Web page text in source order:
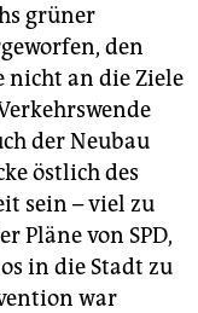
grüner
den
nicht an die Ziele
der Neubau
östlich des
sein – viel zu
Pläne von SPD,
in die Stadt zu
war